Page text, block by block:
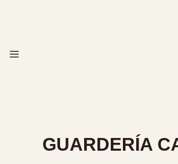
MENÚ
GUARDERÍA